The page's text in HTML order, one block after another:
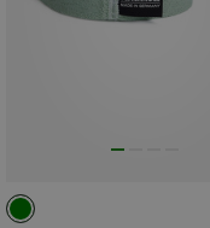
ONE SIZE